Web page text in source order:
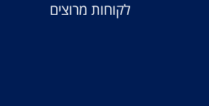
לקוחות מרוצים